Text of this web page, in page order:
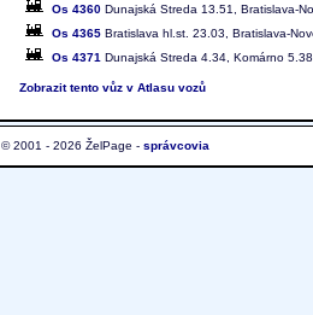
Os 4360 Dunajská Streda 13.51, Bratislava-
Os 4365 Bratislava hl.st. 23.03, Bratislava-
Os 4371 Dunajská Streda 4.34, Komárno 5.38
Zobrazit tento vůz v Atlasu vozů
© 2001 - 2026 ŽelPage - správcovia